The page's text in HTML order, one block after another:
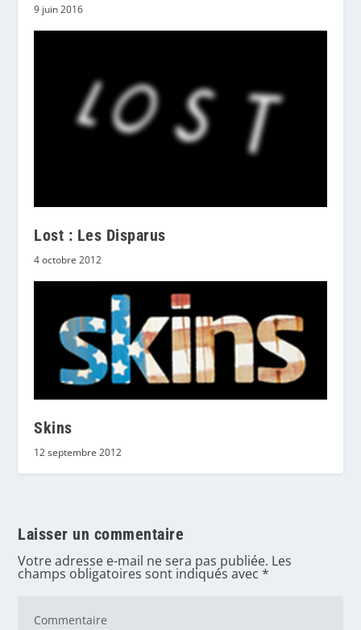
9 juin 2016
Lost : Les Disparus
4 octobre 2012
Skins
12 septembre 2012
Laisser un commentaire
Votre adresse e-mail ne sera pas publiée. Les
champs obligatoires sont indiqués avec*